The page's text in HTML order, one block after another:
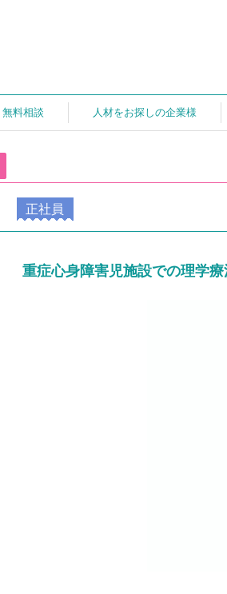
料相談 人材をお探しの企業様
正社員
重症心身障害児施設での理学